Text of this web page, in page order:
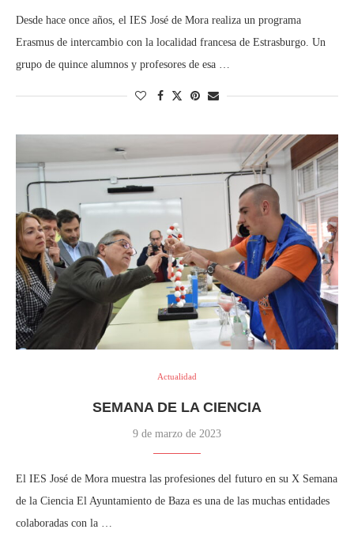
Desde hace once años, el IES José de Mora realiza un programa
Erasmus de intercambio con la localidad francesa de Estrasburgo. Un
grupo de quince alumnos y profesores de esa …
Actualidad
SEMANA DE LA CIENCIA
9 de marzo de 2023
El IES José de Mora muestra las profesiones del futuro en su X Semana
de la Ciencia El Ayuntamiento de Baza es una de las muchas entidades
colaboradas con la …